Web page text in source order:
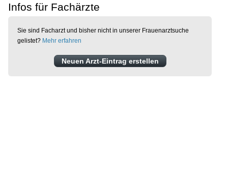
Infos für Fachärzte
Sie sind Facharzt und bisher nicht in unserer Frauenarztsuche
gelistet? Mehr erfahren
Neuen Arzt-Eintrag erstellen